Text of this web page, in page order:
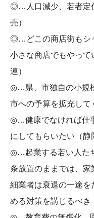
◎…人口減少、若者定
売）
◎…どこの商店街もシ
小さな商店でもやって
連）
◎…県、市独自の小規
市への予算を拡充して
◎…健康でなければ仕
にしてもらいたい（静
◎…起業する若い人た
条放置のままでは、家
細業者は衰退の一途を
める対策を講じるべき